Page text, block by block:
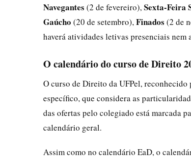
Navegantes (2 de fevereiro), Sexta-Feira
Gaúcho (20 de setembro), Finados (2 de
haverá atividades letivas presenciais nem
O calendário do curso de Direito
O curso de Direito da UFPel,
específico, que considera as
das ofertas pelo colegiado está marcada
calendário geral.
Assim como no calendário EaD, o